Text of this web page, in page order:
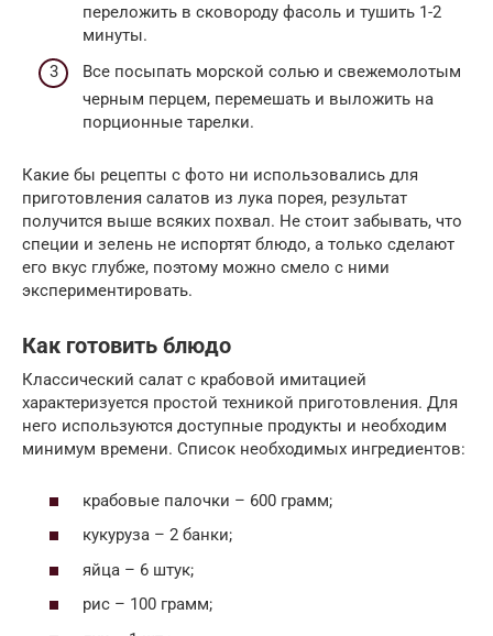
переложить в сковороду фасоль и тушить 1-2
минуты.
Все посыпать морской солью и свежемолотым
черным перцем, перемешать и выложить на
порционные тарелки.
Какие бы рецепты с фото ни использовались для
приготовления салатов из лука порея, результат
получится выше всяких похвал. Не стоит забывать, что
специи и зелень не испортят блюдо, а только сделают
его вкус глубже, поэтому можно смело с ними
экспериментировать.
Как готовить блюдо
Классический салат с крабовой имитацией
характеризуется простой техникой приготовления. Для
него используются доступные продукты и необходим
минимум времени. Список необходимых ингредиентов:
крабовые палочки – 600 грамм;
кукуруза – 2 банки;
яйца – 6 штук;
рис – 100 грамм;